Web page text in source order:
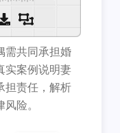
需共同承担婚
实案例说明妻
担责任，解析
险。